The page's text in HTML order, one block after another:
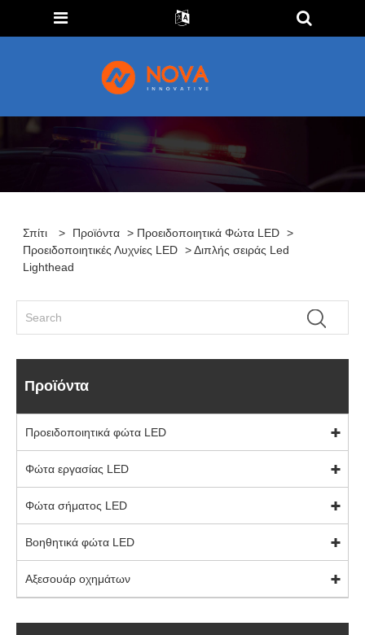
Σπίτι > Προϊόντα > Προειδοποιητικά Φώτα LED >
Προειδοποιητικές Λυχνίες LED > Διπλής σειράς Led
Lighthead
Προϊόντα
Προειδοποιητικά φώτα LED
Φώτα εργασίας LED
Φώτα σήματος LED
Βοηθητικά φώτα LED
Αξεσουάρ οχημάτων